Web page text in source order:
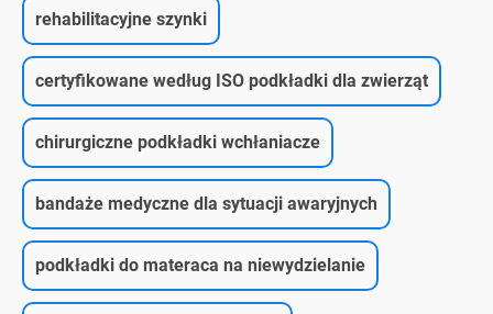
rehabilitacyjne szynki
certyfikowane według ISO podkładki dla zwierząt
chirurgiczne podkładki wchłaniacze
bandaże medyczne dla sytuacji awaryjnych
podkładki do materaca na niewydzielanie